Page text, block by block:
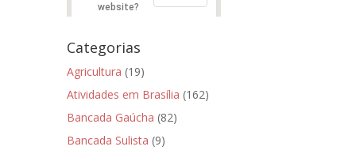
website?
Categorias
Agricultura (19)
Atividades em Brasília (162)
Bancada Gaúcha (82)
Bancada Sulista (9)